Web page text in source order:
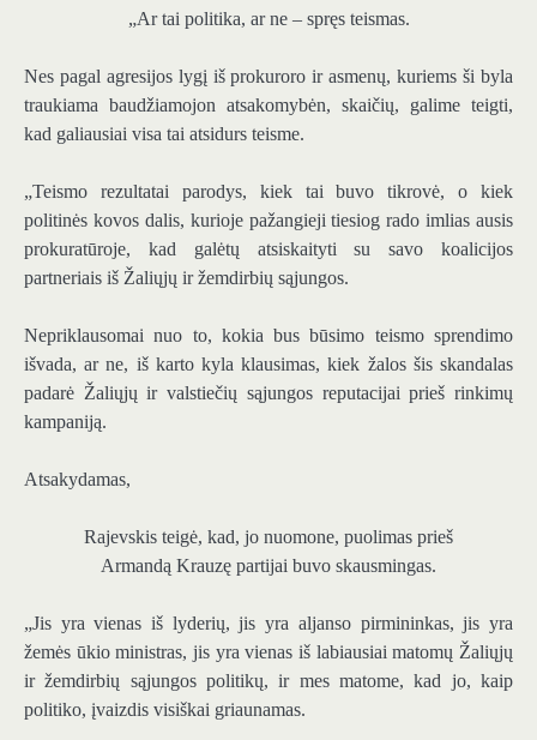
„Ar tai politika, ar ne – spręs teismas.
Nes pagal agresijos lygį iš prokuroro ir asmenų, kuriems ši byla
traukiama baudžiamojon atsakomybėn, skaičių, galime teigti,
kad galiausiai visa tai atsidurs teisme.
„Teismo rezultatai parodys, kiek tai buvo tikrovė, o kiek
politinės kovos dalis, kurioje pažangieji tiesiog rado imlias ausis
prokuratūroje, kad galėtų atsiskaityti su savo koalicijos
partneriais iš Žaliųjų ir žemdirbių sąjungos.
Nepriklausomai nuo to, kokia bus būsimo teismo sprendimo
išvada, ar ne, iš karto kyla klausimas, kiek žalos šis skandalas
padarė Žaliųjų ir valstiečių sąjungos reputacijai prieš rinkimų
kampaniją.
Atsakydamas,
Rajevskis teigė, kad, jo nuomone, puolimas prieš
Armandą Krauzę partijai buvo skausmingas.
„Jis yra vienas iš lyderių, jis yra aljanso pirmininkas, jis yra
žemės ūkio ministras, jis yra vienas iš labiausiai matomų Žaliųjų
ir žemdirbių sąjungos politikų, ir mes matome, kad jo, kaip
politiko, įvaizdis visiškai griaunamas.